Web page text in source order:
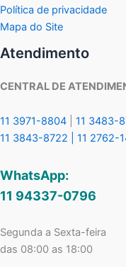
Política de privacidade
Mapa do Site
Atendimento
CENTRAL DE
11 3971-8804
11 3483-
11 3843-8722 | 11 2762-
WhatsApp:
11 94337-0796
Segunda a Sexta-feira
das 08:00 as 18:00